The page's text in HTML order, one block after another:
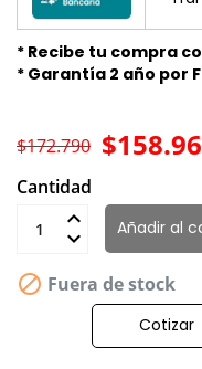
* Recibe tu compra
* Garantía 2 año por
$172.790
Cantidad
Añadir al
 Fuera de stock
Cotizar